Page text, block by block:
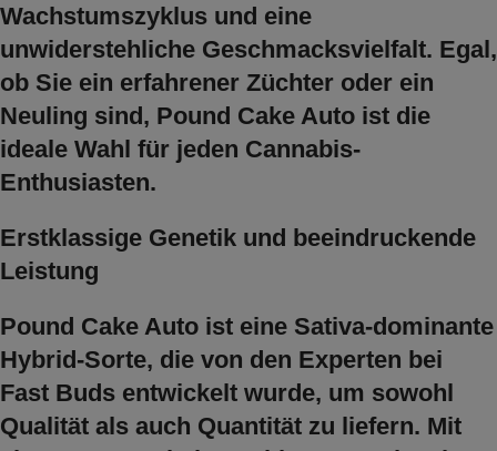
Wachstumszyklus und eine
unwiderstehliche Geschmacksvielfalt. Egal,
ob Sie ein erfahrener Züchter oder ein
Neuling sind, Pound Cake Auto ist die
ideale Wahl für jeden Cannabis-
Enthusiasten.
Erstklassige Genetik und beeindruckende
Leistung
Pound Cake Auto ist eine Sativa-dominante
Hybrid-Sorte, die von den Experten bei
Fast Buds entwickelt wurde, um sowohl
Qualität als auch Quantität zu liefern. Mit